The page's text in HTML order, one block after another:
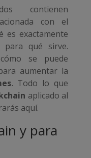
contienen
con el
es exactamente
para qué sirve.
se puede
aumentar la
. Todo lo que
aplicado al
aquí.
y para